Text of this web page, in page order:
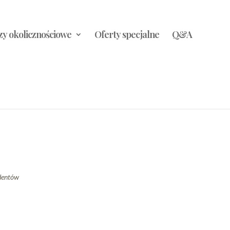
okolicznościowe Oferty specjalne Q&A